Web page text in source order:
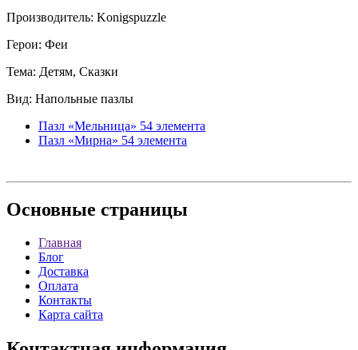
Производитель: Konigspuzzle
Герои: Феи
Тема: Детям, Сказки
Вид: Напольные пазлы
Пазл «Мельница» 54 элемента
Пазл «Мирна» 54 элемента
Основные страницы
Главная
Блог
Доставка
Оплата
Контакты
Карта сайта